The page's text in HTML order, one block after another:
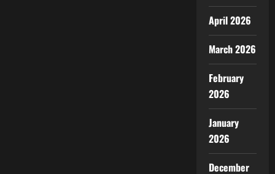
April 2026
March 2026
February
2026
January
2026
December